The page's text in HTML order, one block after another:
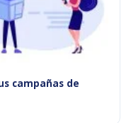
campañas de